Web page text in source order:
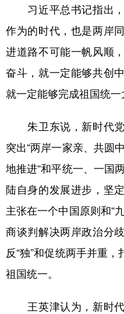
习近平总书记指出，
作为的时代，也是两岸
进道路不可能一帆风顺
奋斗，就一定能够共创
就一定能够完成祖国统一
朱卫东说，新时代党
突出“两岸一家亲、共圆
地推进“和平统一、一国
陆自身的发展进步，坚
主张在一个中国原则和“
商谈判解决两岸政治分
反“独”和促统两手并重
祖国统一。
王英津认为，新时代